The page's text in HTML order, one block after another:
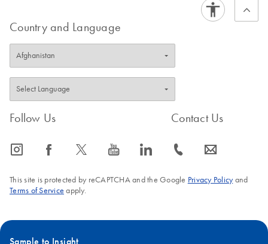
Country and Language
Follow Us
icon_0065_instagram-s icon_0064_facebook-s icon_0340_cc_gen_x-s icon_0077_youtube-s icon_0066_linkedin-s
Contact Us
icon_0072_phone-s icon_0063_envelope-s
This site is protected by reCAPTCHA and the Google Privacy Policyand
Terms of Service apply.
Sample to Insight